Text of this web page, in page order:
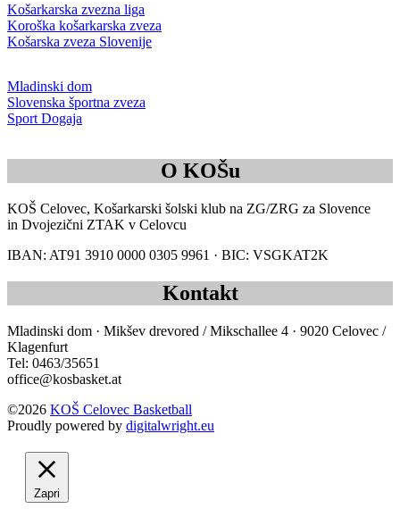
Košarkarska zvezna liga
Koroška košarkarska zveza
Košarska zveza Slovenije
Mladinski dom
Slovenska športna zveza
Sport Dogaja
O KOŠu
KOŠ Celovec, Košarkarski šolski klub na ZG/ZRG za Slovence
in Dvojezični ZTAK v Celovcu
IBAN: AT91 3910 0000 0305 9961 · BIC: VSGKAT2K
Kontakt
Mladinski dom · Mikšev drevored / Mikschallee 4 · 9020 Celovec /
Klagenfurt
Tel: 0463/35651
office@kosbasket.at
©2026 KOŠ Celovec Basketball
Proudly powered by digitalwright.eu
Zapri